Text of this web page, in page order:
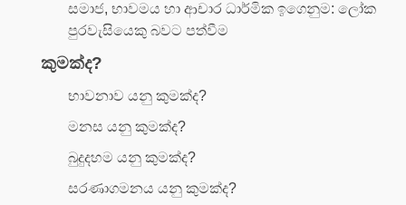
සමාජ, භාවමය හා ආචාර ධාර්මික ඉගෙනුම: ලෝක
පුරවැසියෙකු බවට පත්වීම
කුමක්ද?
භාවනාව යනු කුමක්ද?
මනස යනු කුමක්ද?
බුදුදහම යනු කුමක්ද?
සරණාගමනය යනු කුමක්ද?